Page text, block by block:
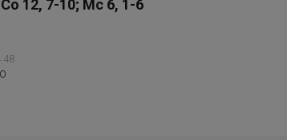
12, 7-10; Mc 6, 1-6